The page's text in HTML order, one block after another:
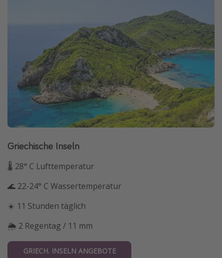
Griechische Inseln
🌡 28° C Lufttemperatur
🌊 22-24° C Wassertemperatur
☀️ 11 Stunden täglich
🌦 2 Regentag / 11 mm
GRIECH. INSELN ANGEBOTE